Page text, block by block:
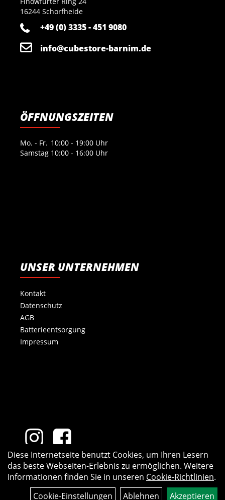
16244 Schorfheide
+49 (0) 3335 - 451 9080
info@cubestore-barnim.de
ÖFFNUNGSZEITEN
Mo. - Fr. 10:00 - 19:00 Uhr
Samstag 10:00 - 16:00 Uhr
UNSER UNTERNEHMEN
Kontakt
Datenschutz
AGB
Batterieentsorgung
Impressum
Diese Internetseite benutzt Cookies, um Ihren Lesern
das beste Webseiten-Erlebnis zu ermöglichen. Weitere
Informationen finden Sie in unseren Cookie-Richtlinien.
Cookie-Einstellungen
Ablehnen Akzeptieren